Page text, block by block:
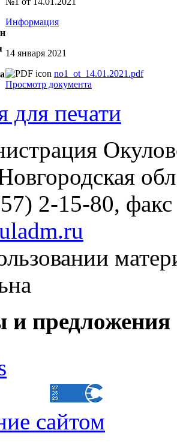
Информация
14 января 2021
no1_ot_14.01.2021.pdf
Просмотр документа
для печати
2-15-80,
и
сайтом